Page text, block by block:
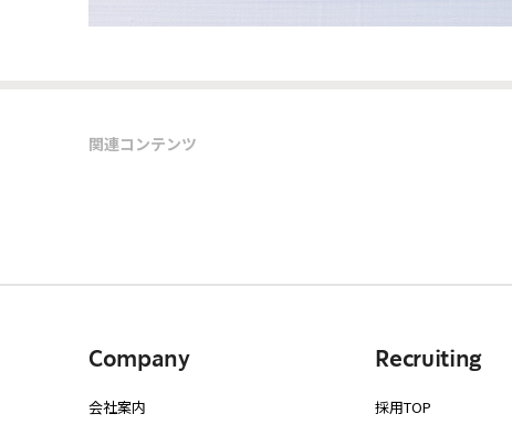
関連コンテンツ
Company
会社案内
Recruiting
採用TOP